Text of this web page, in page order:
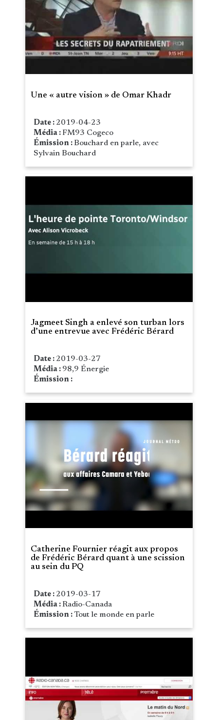
Une « autre vision » de Omar Khadr
Date : 2019-04-23
Média :FM93 Cogeco
Émission :Bouchard en parle, avec
Sylvain Bouchard
Jagmeet Singh a enlevé son turban lors
d’une entrevue avec Frédéric Bérard
Date : 2019-03-27
Média : 98,9 Énergie
Émission :
Catherine Fournier réagit aux propos
de Frédéric Bérard quant à une scission
au sein du PQ
Date : 2019-03-17
Média :Radio-Canada
Émission :Tout le monde en parle